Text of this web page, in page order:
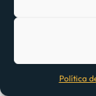
Política
El horario de
varía en todo
am a 8 pm,